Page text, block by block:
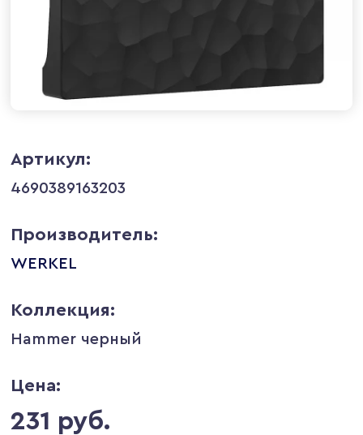
Артикул:
4690389163203
Производитель:
WERKEL
Коллекция:
Hammer черный
Цена:
231 руб.